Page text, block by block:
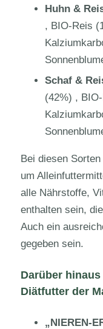
Huhn &
, BIO-Reis
Schaf &
(42%) ,
Bei diesen
um
alle Nährstoffe,
enthalten sein,
Auch ein
gegeben sein.
Darüber
Diätfutter der
„NIEREN-